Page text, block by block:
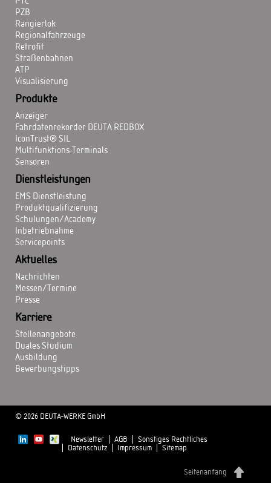
PZB
Rangierlok
Regionalfahrzeuge
Retrofit
Straßenbahnen
ATP
Visualisierung
Produkte
Anzeiger
Fahrdatenrekorder DEUTA REDBOX
IconTrust® SIL
Multifunktions-Terminals
Sensoren
Dienstleistungen
EMS Dienstleistung
Produktqualifizierung
Schulungen/Academy
Inbetriebnahme
Servicepoints
Aktuelles
Nachrichten
Messen/Termine
Presse
Karriere
Stellenangebote
Duales Studium
Ausbildung
Bewerbungstipps
© 2026 DEUTA-WERKE GmbH
Newsletter AGB
Sonstiges Rechtliches
Datenschutz
Impressum Sitemap
Seitenanfang